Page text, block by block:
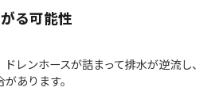
る可能性
レンホースが詰まって排水が逆流し、
あります。